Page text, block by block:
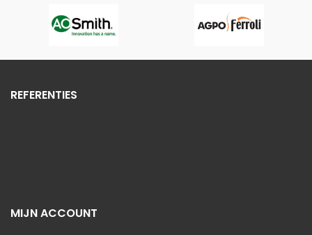
REFERENTIES
MIJN ACCOUNT